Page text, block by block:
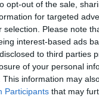
opt-out of the sale,
for targeted
selection. Please note
interest-based ads
to third parties
of your personal
This information may
Participants that may
più
In tutto ci
nel mondo
più di un
con cifre e